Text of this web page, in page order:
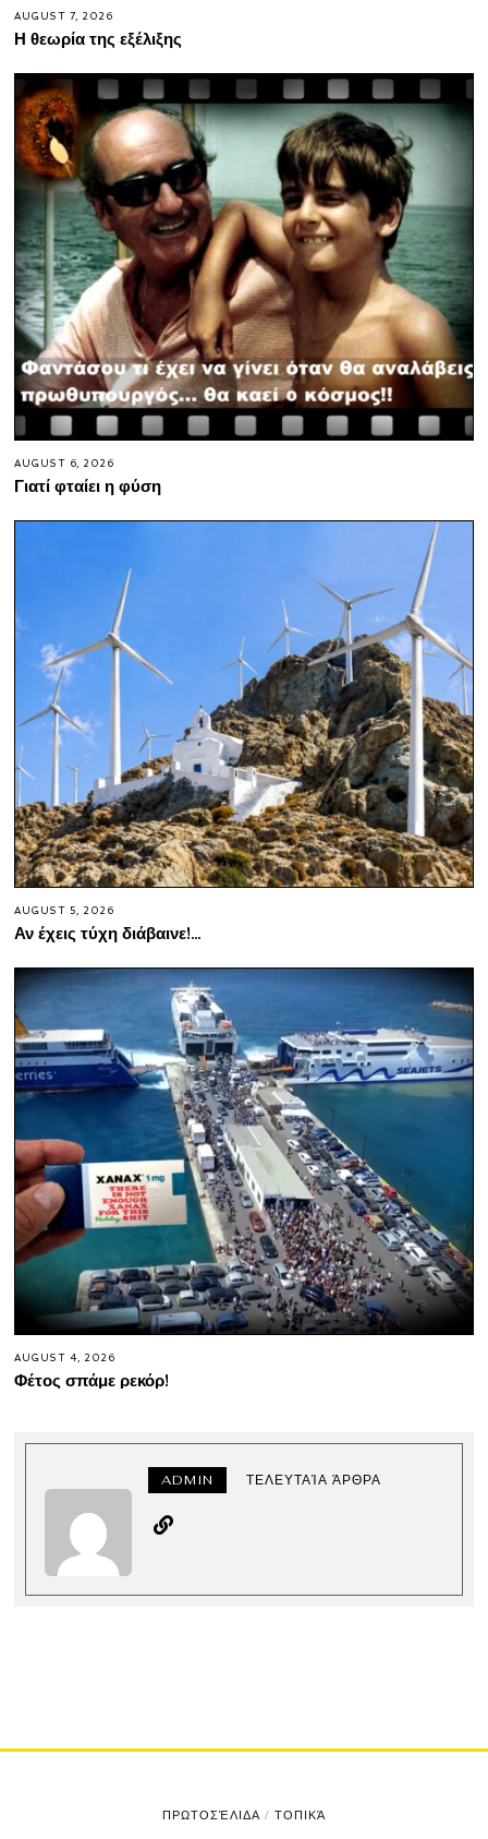
AUGUST 7, 2026
Η θεωρία της εξέλιξης
AUGUST 6, 2026
Γιατί φταίει η φύση
AUGUST 5, 2026
Αν έχεις τύχη διάβαινε!…
AUGUST 4, 2026
Φέτος σπάμε ρεκόρ!
ADMIN ΤΕΛΕΥΤΑΊΑ ΆΡΘΡΑ
ΠΡΩΤΟΣΈΛΙΔΑ / ΤΟΠΙΚΆ